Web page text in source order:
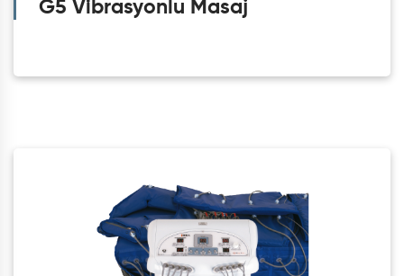
G5 Vibrasyonlu Masaj